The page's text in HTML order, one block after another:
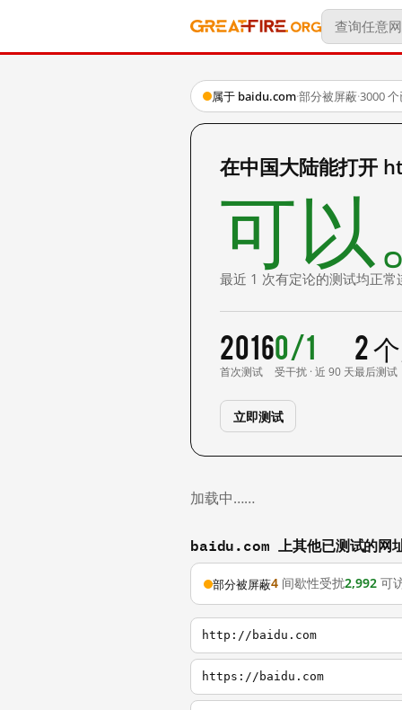
属于 baidu.com·部分被屏蔽·3000
在中国大陆能打开
可以
最近 1 次有定论的测试均正常
2016
首次测试
0/1
受干扰 · 近 90 天
2
最后测试
立即测试
加载中……
baidu.com 上其他已测试的网
部分被屏蔽4 间歇性受扰2,992 可
http://baidu.com
https://baidu.com